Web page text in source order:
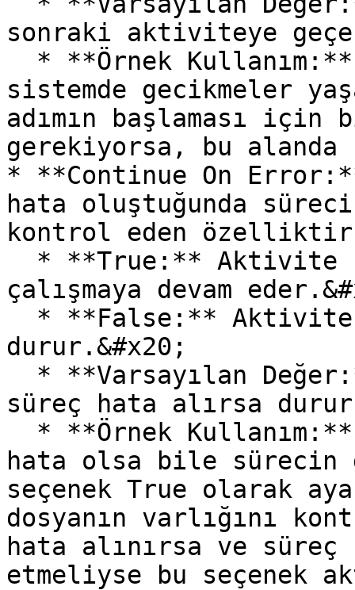
sonraki aktiviteye
sistemde gecikmeler
adımın başlaması
gerekiyorsa, bu
* **Continue On
hata oluştuğunda
kontrol eden
çalışmaya devam
durur.&#x20;
süreç hata alırsa
hata olsa bile sürecin
seçenek True olarak
dosyanın varlığını
hata alınırsa ve süreç
etmeliyse bu seçenek